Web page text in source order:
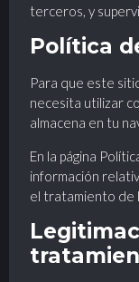
terceros, y
Política
Para que este
necesita utilizar
almacena en tu
En la página
información
el tratamiento de